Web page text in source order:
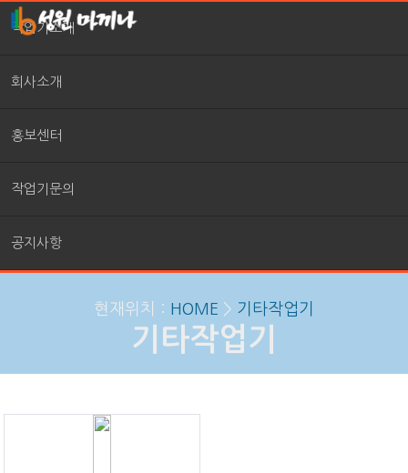
작업기소개
회사소개
홍보센터
작업기문의
공지사항
현재위치 : HOME > 기타작업기
기타작업기